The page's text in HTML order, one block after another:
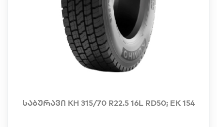
საბურავი KH 315/70 R22.5 16L RD50; EK 154